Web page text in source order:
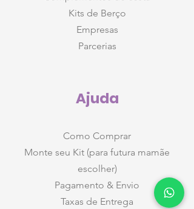
Kits de Berço
Empresas
Parcerias
Ajuda
Como Comprar
Monte seu Kit (para futura mamãe
escolher)
Pagamento & Envio
Taxas de Entrega